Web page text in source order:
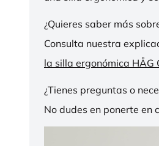
¿Quieres saber más
Consulta nuestra
la silla ergonómica HÅG
¿Tienes preguntas o
No dudes en ponerte en